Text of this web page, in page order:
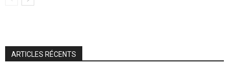
ARTICLES RÉCENTS